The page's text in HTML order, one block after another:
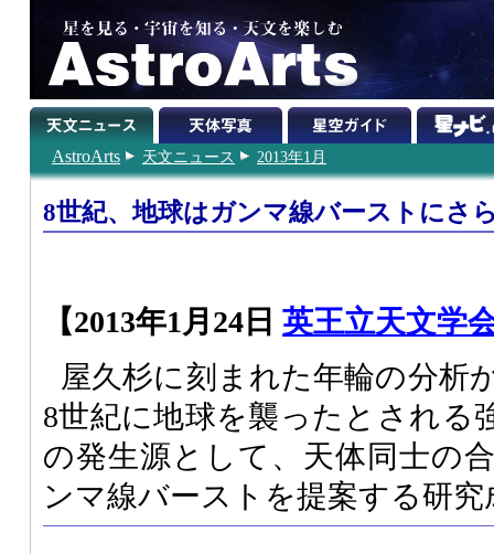
AstroArts 天文ニュース 2013年1月
8世紀、地球はガンマ線バーストにさ
【2013年1月24日 英王立天文学
屋久杉に刻まれた年輪の分析
8世紀に地球を襲ったとされる
の発生源として、天体同士の
ンマ線バーストを提案する研